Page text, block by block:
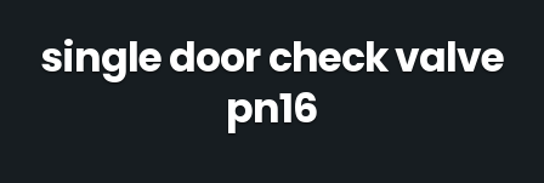
single door check valve
pn16